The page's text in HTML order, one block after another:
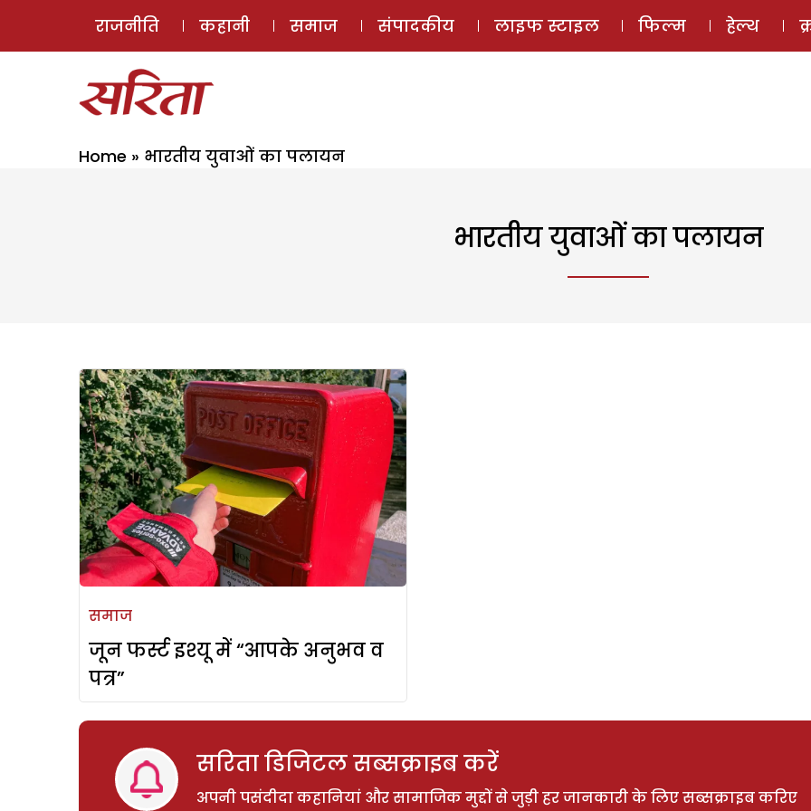
ई-मैगज़ीन
राजनीति कहानी समाज संपादकीय लाइफ स्टाइल फिल्म हेल्थ
Home » भारतीय युवाओं का पलायन
भारतीय युवाओं का पलायन
समाज
जून फर्स्ट इश्यू में “आपके अनुभव व
पत्र”
सरिता डिजिटल सब्सक्राइब करें
अपनी पसंदीदा कहानियां और सामाजिक मुद्दों से जुड़ी हर जानकारी के लिए सब्सक्राइब करिए